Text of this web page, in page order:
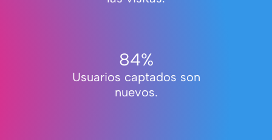
98%
Usuarios captados son
nuevos.